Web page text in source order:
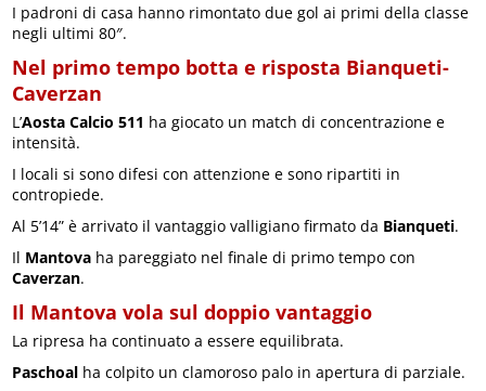
I padroni di casa hanno rimontato due gol ai primi della classe
negli ultimi 80″.
Nel primo tempo botta e risposta Bianqueti-
Caverzan
L’Aosta Calcio 511 ha giocato un match di concentrazione e
intensità.
I locali si sono difesi con attenzione e sono ripartiti in
contropiede.
Al 5’14” è arrivato il vantaggio valligiano firmato da Bianqueti.
Il Mantova ha pareggiato nel finale di primo tempo con
Caverzan.
Il Mantova vola sul doppio vantaggio
La ripresa ha continuato a essere equilibrata.
Paschoal ha colpito un clamoroso palo in apertura di parziale.